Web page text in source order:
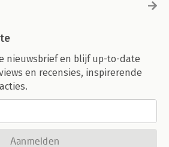
nieuwsbrief en blijf up-to-date
en recensies, inspirerende
Aanmelden